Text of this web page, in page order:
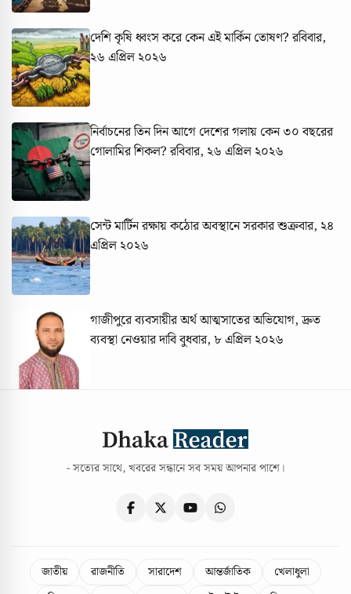
দেশি কৃষি ধ্বংস করে কেন এই মার্কিন তোষণ? রবিবার,
২৬ এপ্রিল ২০২৬
নির্বাচনের তিন দিন আগে দেশের গলায় কেন ৩০ বছরের
গোলামির শিকল? রবিবার, ২৬ এপ্রিল ২০২৬
সেন্ট মার্টিন রক্ষায় কঠোর অবস্থানে সরকারশুক্রবার, ২৪
এপ্রিল ২০২৬
গাজীপুরে ব্যবসায়ীর অর্থ আত্মসাতের অভিযোগ, দ্রুত
ব্যবস্থা নেওয়ার দাবিবুধবার, ৮ এপ্রিল ২০২৬
- সত্যের সাথে, খবরের সন্ধানে সব সময় আপনার পাশে।
জাতীয় রাজনীতি সারাদেশ আন্তর্জাতিক
খেলাধুলা